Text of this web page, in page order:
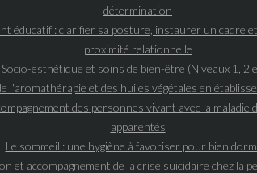
détermination
éducatif : clarifier sa posture, instaurer un cadre
proximité relationnelle
Socio-esthétique et soins de bien-être (Niveaux 1, 2
l'aromathérapie et des huiles végétales en
des personnes vivant avec la maladie
apparentés
Le sommeil : une hygiène à favoriser pour bien
et accompagnement de la crise suicidaire chez la